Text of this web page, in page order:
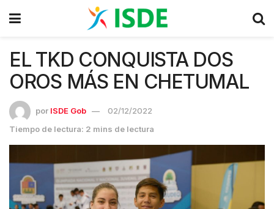
EL TKD CONQUISTA DOS
OROS MÁS EN CHETUMAL
por ISDE Gob
02/12/2022
Tiempo de lectura: 2 mins de lectura